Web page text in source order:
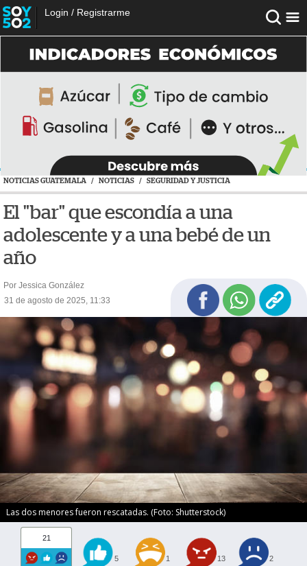
Login / Registrarme
NOTICIAS GUATEMALA / NOTICIAS / SEGURIDAD Y JUSTICIA
El "bar" que escondía a una
adolescente y a una bebé de un
año
Por Jessica González
31 de agosto de 2025, 11:33
Las dos menores fueron rescatadas. (Foto: Shutterstock)
21
5 1 13 2